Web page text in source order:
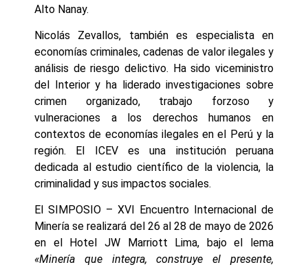
Alto Nanay.
Nicolás Zevallos, también es especialista en
economías criminales, cadenas de valor ilegales y
análisis de riesgo delictivo. Ha sido viceministro
del Interior y ha liderado investigaciones sobre
crimen organizado, trabajo forzoso y
vulneraciones a los derechos humanos en
contextos de economías ilegales en el Perú y la
región. El ICEV es una institución peruana
dedicada al estudio científico de la violencia, la
criminalidad y sus impactos sociales.
El SIMPOSIO – XVI Encuentro Internacional de
Minería se realizará del 26 al 28 de mayo de 2026
en el Hotel JW Marriott Lima, bajo el lema
«Minería que integra, construye el presente,